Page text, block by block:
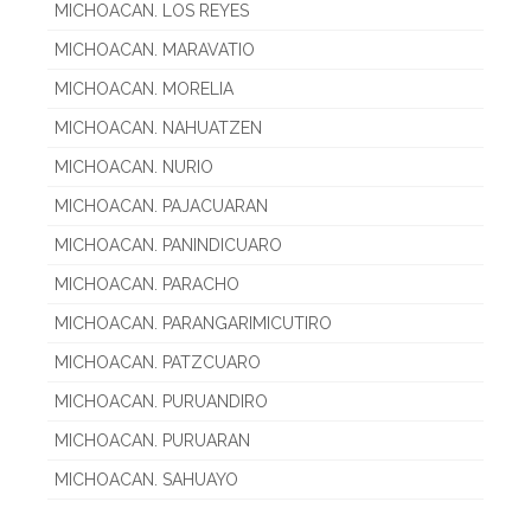
MICHOACAN. LOS REYES
MICHOACAN. MARAVATIO
MICHOACAN. MORELIA
MICHOACAN. NAHUATZEN
MICHOACAN. NURIO
MICHOACAN. PAJACUARAN
MICHOACAN. PANINDICUARO
MICHOACAN. PARACHO
MICHOACAN. PARANGARIMICUTIRO
MICHOACAN. PATZCUARO
MICHOACAN. PURUANDIRO
MICHOACAN. PURUARAN
MICHOACAN. SAHUAYO